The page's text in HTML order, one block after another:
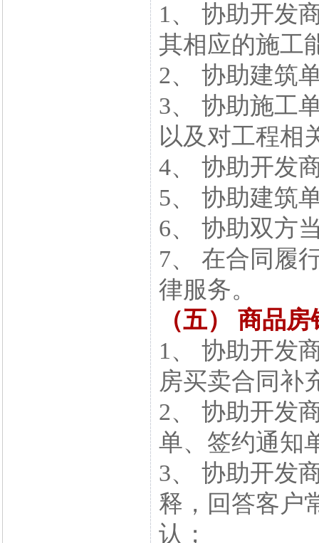
1、 协助开发
其相应的施工
2、 协助建筑
3、 协助施工
以及对工程相
4、 协助开发
5、 协助建筑
6、 协助双方
7、 在合同履
律服务。
（五） 商品
1、 协助开发
房买卖合同补
2、 协助开发
单、签约通知
3、 协助开发
释，回答客户
认；